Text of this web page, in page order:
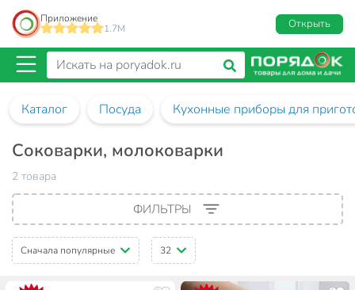
Приложение
1.7M
Открыть
Каталог Посуда Кухонные приборы для
Соковарки, молоковарки
2 товара
ФИЛЬТРЫ
Сначала популярные 32